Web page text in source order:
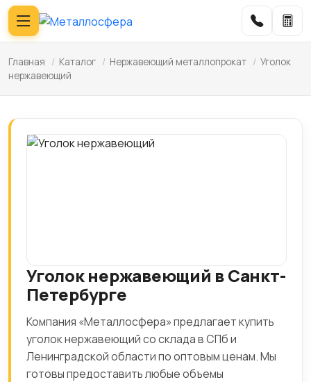
Главная / Каталог / Нержавеющий металлопрокат / Уголок
нержавеющий
Уголок нержавеющий в Санкт-
Петербурге
Компания «Металлосфера» предлагает купить
уголок нержавеющий со склада в СПб и
Ленинградской области по оптовым ценам. Мы
готовы предоставить любые объемы